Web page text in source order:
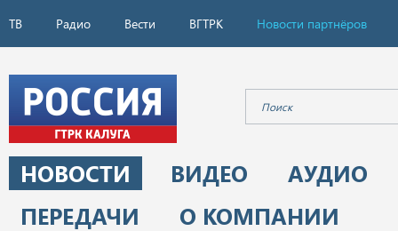
ТВ Радио Вести ВГТРК Новости партнёров
НОВОСТИ ВИДЕО
АУДИО
ПЕРЕДАЧИ
О КОМПАНИИ